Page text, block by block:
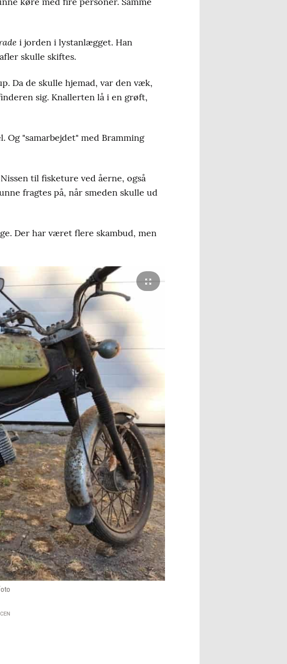
i jorden i lystanlægget. Han
skulle skiftes.
Da de skulle hjemad, var den væk,
sig. Knallerten lå i en grøft,
Og "samarbejdet" med Bramming
til fisketure ved åerne, også
fragtes på, når smeden skulle ud
Der har været flere skambud, men